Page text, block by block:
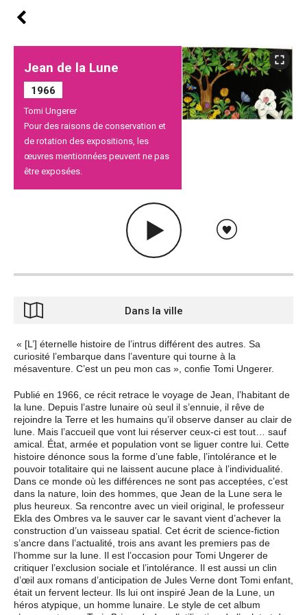
Jean de la Lune
1966
Tomi Ungerer
Pour des raisons de conservation et
de rotation des expositions, les
œuvres mentionnées peuvent ne pas
être exposées.
Dans la ville
« [L’] éternelle histoire de l’intrus différent des autres. Sa
curiosité l’embarque dans l’aventure qui tourne à la
mésaventure. C’est un peu mon cas », confie Tomi Ungerer.
Publié en 1966, ce récit retrace le voyage de Jean, l’habitant de
la lune. Depuis l’astre lunaire où seul il s’ennuie, il rêve de
rejoindre la Terre et les humains qu’il observe danser au clair de
lune. Mais l’accueil que vont lui réserver ceux-ci est tout… sauf
amical. État, armée et population vont se liguer contre lui. Cette
histoire dénonce sous la forme d’une fable, l’intolérance et le
pouvoir totalitaire qui ne laissent aucune place à l’individualité.
Dans ce monde où les différences ne sont pas acceptées, c’est
dans la nature, loin des hommes, que Jean de la Lune sera le
plus heureux. Sa rencontre avec un vieil original, le professeur
Ekla des Ombres va le sauver car le savant vient d’achever la
construction d’un vaisseau spatial. Cet écrit de science-fiction
s’ancre dans l’actualité, trois ans avant les premiers pas de
l’homme sur la lune. Il est l’occasion pour Tomi Ungerer de
critiquer l’exclusion sociale et l’intolérance. Il est aussi un clin
d’œil aux romans d’anticipation de Jules Verne dont Tomi enfant,
était un fervent lecteur. Ils lui ont inspiré Jean de la Lune, un
héros atypique, un homme lunaire. Le style de cet album